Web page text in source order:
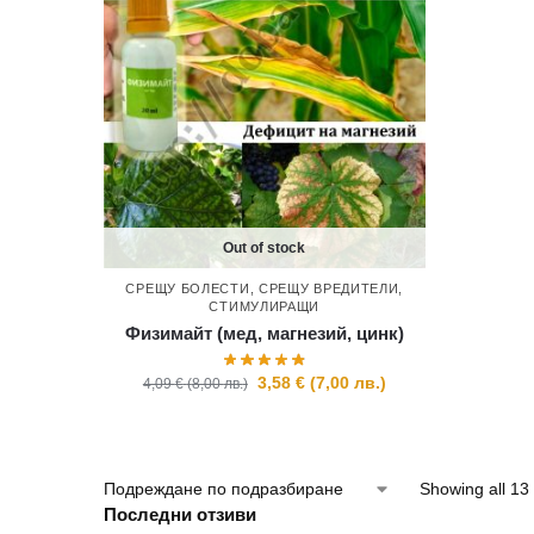
Out of stock
СРЕЩУ БОЛЕСТИ СРЕЩУ ВРЕДИТЕЛИ
СТИМУЛИРАЩИ
Физимайт (мед, магнезий, цинк)
4,09€ (8,00лв.) 3,58 € (7,00 лв.)
Showing all 13
Последни отзиви